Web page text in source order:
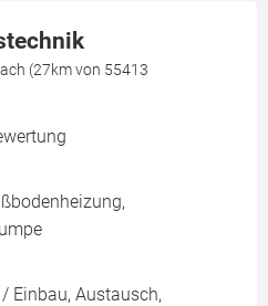
(27km von 55413
Einbau, Austausch,